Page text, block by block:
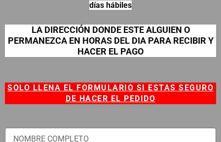
días hábiles
LA DIRECCIÓN DONDE ESTE ALGUIEN O
PERMANEZCA EN HORAS DEL DIA PARA RECIBIR Y
HACER EL PAGO
SOLO LLENA EL FORMULARIO SI ESTAS SEGURO
DE HACER EL PEDIDO